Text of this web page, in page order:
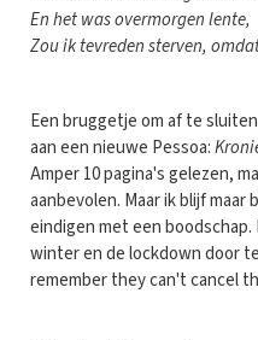
En het was overmorgen lente,
Zou ik tevreden sterven,
Een bruggetje om af te
aan een nieuwe Pessoa:
Amper 10 pagina's gelezen,
aanbevolen. Maar ik blijf
eindigen met een boodschap.
winter en de lockdown door
remember they can't cancel